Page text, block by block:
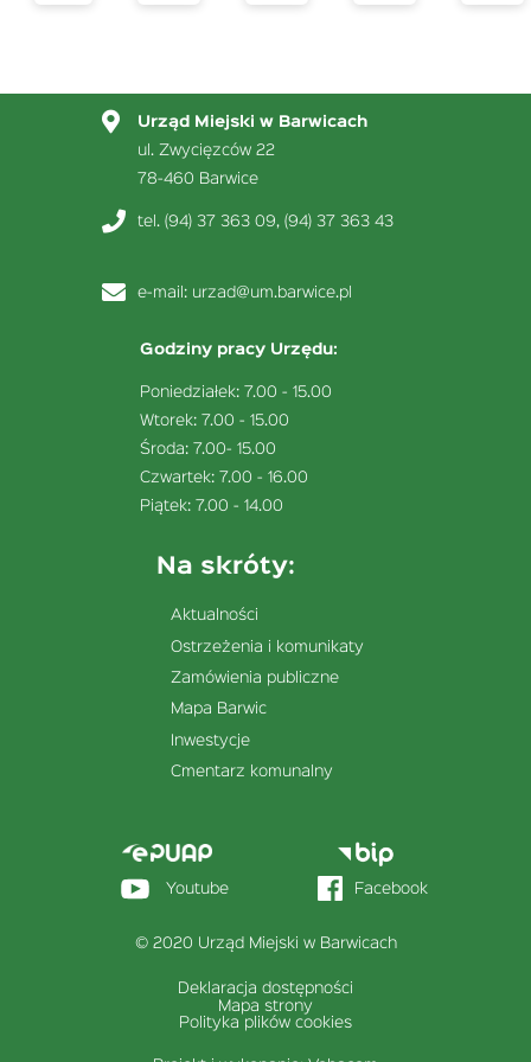
Urząd Miejski w Barwicach
ul. Zwycięzców 22
78-460 Barwice
tel. (94) 37 363 09, (94) 37 363 43
e-mail: urzad@um.barwice.pl
Godziny pracy Urzędu:
Poniedziałek: 7.00 - 15.00
Wtorek: 7.00 - 15.00
Środa: 7.00- 15.00
Czwartek: 7.00 - 16.00
Piątek: 7.00 - 14.00
Na skróty:
Aktualności
Ostrzeżenia i komunikaty
Zamówienia publiczne
Mapa Barwic
Inwestycje
Cmentarz komunalny
stopka
sekcja
Youtube Facebook
© 2020 Urząd Miejski w Barwicach
Menu
dolne
Deklaracja dostępności
Mapa strony
Polityka plików cookies